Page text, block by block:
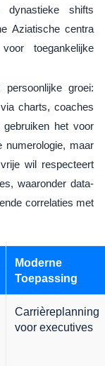
shifts
Aziatische centra
toegankelijke
groei:
charts, coaches
gebruiken het voor
numerologie, maar
wil respecteert
waaronder data-
correlaties met
Moderne
Toepassing
Carrièreplanning
voor executives